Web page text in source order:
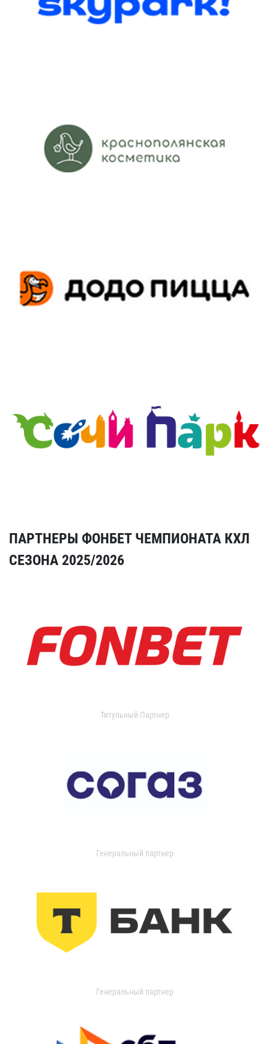
ПАРТНЕРЫ ФОНБЕТ ЧЕМПИОНАТА КХЛ
СЕЗОНА 2025/2026
Титульный Партнер
Генеральный партнер
Генеральный партнер